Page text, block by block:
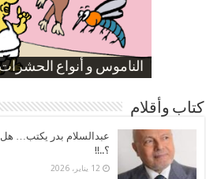
الناموس و أنواع الحشرات
الموظفين بعد ارتفاع
ارتفاع نسبة الطلاق في
صورة كاركاتيرية
صورة كاركاتيرية
كتاب وأقلام
عبدالسلام بدر يكتب…
؟..!!
12 يناير، 2026